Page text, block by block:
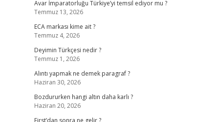
Avar İmparatorluğu Türkiye’yi temsil ediyor mu ?
Temmuz 13, 2026
ECA markası kime ait ?
Temmuz 4, 2026
Deyimin Türkçesi nedir ?
Temmuz 1, 2026
Alıntı yapmak ne demek paragraf ?
Haziran 30, 2026
Bozdururken hangi altın daha karlı ?
Haziran 20, 2026
First’dan sonra ne gelir ?